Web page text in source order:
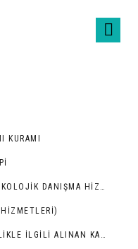
KURAMI
EĞITIM, ÖĞRETIM, REHBERLIK VE PSIKOLOJIK DANIŞMA HIZMETLERI
MILLI EĞITIM ŞURALARINDA REHBERLIKLE İLGILI ALINAN KARARLAR